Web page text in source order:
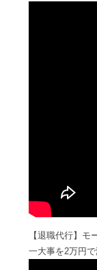
【退職代行】
一大事を2万円で